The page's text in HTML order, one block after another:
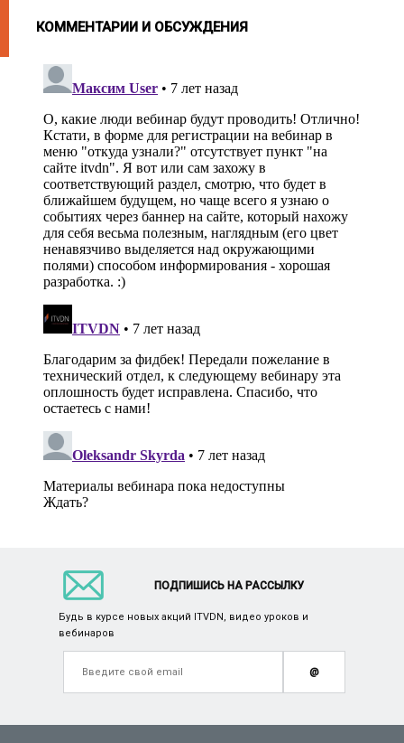
КОММЕНТАРИИ И ОБСУЖДЕНИЯ
ПОДПИШИСЬ НА РАССЫЛКУ
Будь в курсе новых акций ITVDN, видео уроков и
вебинаров
@